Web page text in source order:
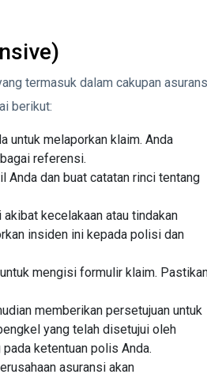
termasuk dalam cakupan
berikut:
untuk melaporkan klaim. Anda
referensi.
dan buat catatan rinci tentang
kecelakaan atau tindakan
insiden ini kepada polisi dan
mengisi formulir klaim.
memberikan persetujuan untuk
yang telah disetujui oleh
ketentuan polis Anda.
asuransi akan